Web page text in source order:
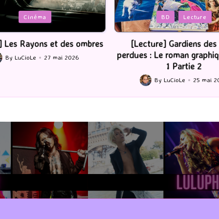
BD Lecture
Gardiens des cités
: Le roman graphique Tome
Posted
in
Serie Tv USA
[Série TV] The Madison :
by
By LuCioLe 22 mai